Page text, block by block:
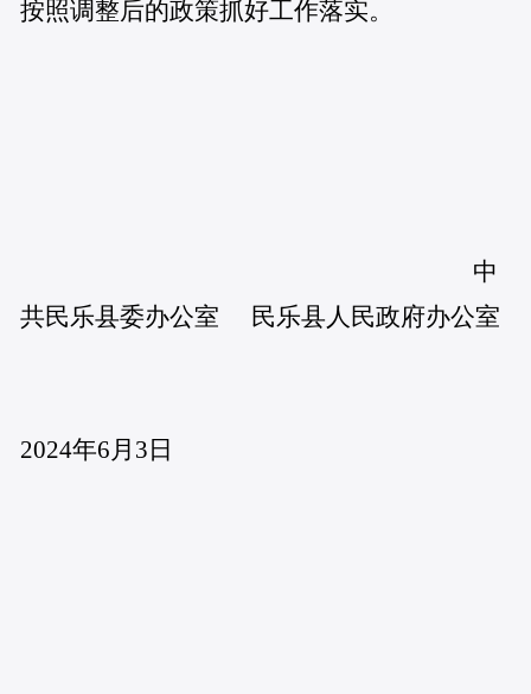
按照调整后的政策抓好工作落实。
中
共民乐县委办公室 民乐县人民政府办公室
2024年6月3日